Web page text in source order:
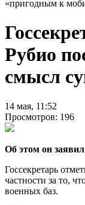
Рубио
смысл
14 мая, 11:52
Просмотров: 196
Об этом он
Госсекретарь
частности за то,
военных баз.